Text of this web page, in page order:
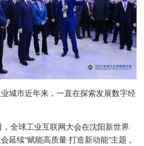
城市近年来，一直在探索发展数字经
全球工业互联网大会在沈阳新世界
延续“赋能高质量·打造新动能”主题，